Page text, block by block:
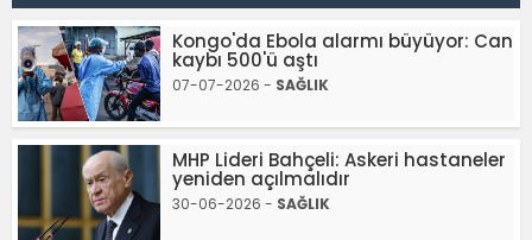
Kongo'da Ebola alarmı büyüyor: Can
kaybı 500'ü aştı
07-07-2026 - SAĞLIK
MHP Lideri Bahçeli: Askeri hastaneler
yeniden açılmalıdır
30-06-2026 - SAĞLIK